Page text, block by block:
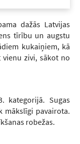
dažās Latvijas
tīrību un augstu
kukaiņiem, kā
zivi, sākot no
kategorijā. Sugas
mākslīgi pavairota.
robežas.